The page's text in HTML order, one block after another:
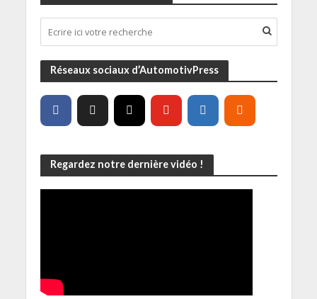
Réseaux sociaux d’AutomotivPress
Regardez notre dernière vidéo !